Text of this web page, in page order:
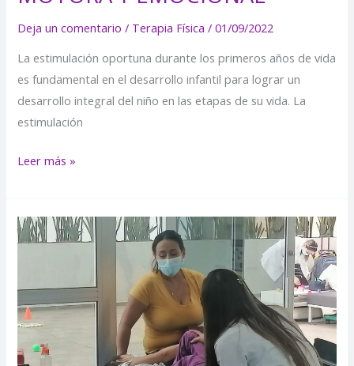
Deja un comentario / Terapia Física /01/09/2022
La estimulación oportuna durante los primeros años de vida
es fundamental en el desarrollo infantil para lograr un
desarrollo integral del niño en las etapas de su vida. La
estimulación
Leer más »
PLAN
DE
–
ESTIRAMIENTOS
MUSCULARES